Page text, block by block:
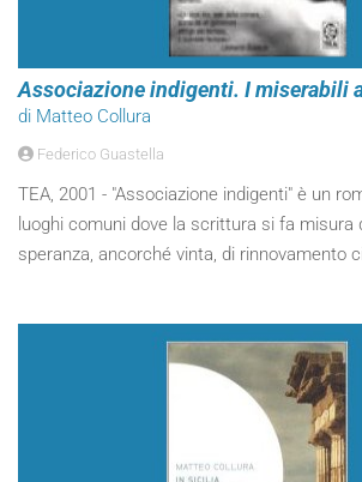
Associazione indigenti. I miserabili
di Matteo Collura
Federico Guastella
TEA, 2001 - "Associazione indigenti" è un
luoghi comuni dove la scrittura si fa misura
speranza, ancorché vinta, di rinnovamento